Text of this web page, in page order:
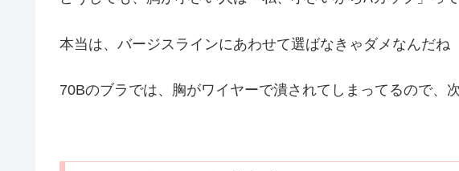
本当は、バージスラインにあわせて選ばなきゃダメなんだね
70Bのブラでは、胸がワイヤーで潰されてしまってるので、